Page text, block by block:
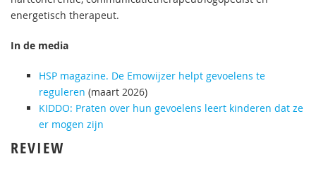
energetisch therapeut.
In de media
HSP magazine. De Emowijzer helpt gevoelens te
reguleren (maart 2026)
KIDDO: Praten over hun gevoelens leert kinderen dat ze
er mogen zijn
REVIEW